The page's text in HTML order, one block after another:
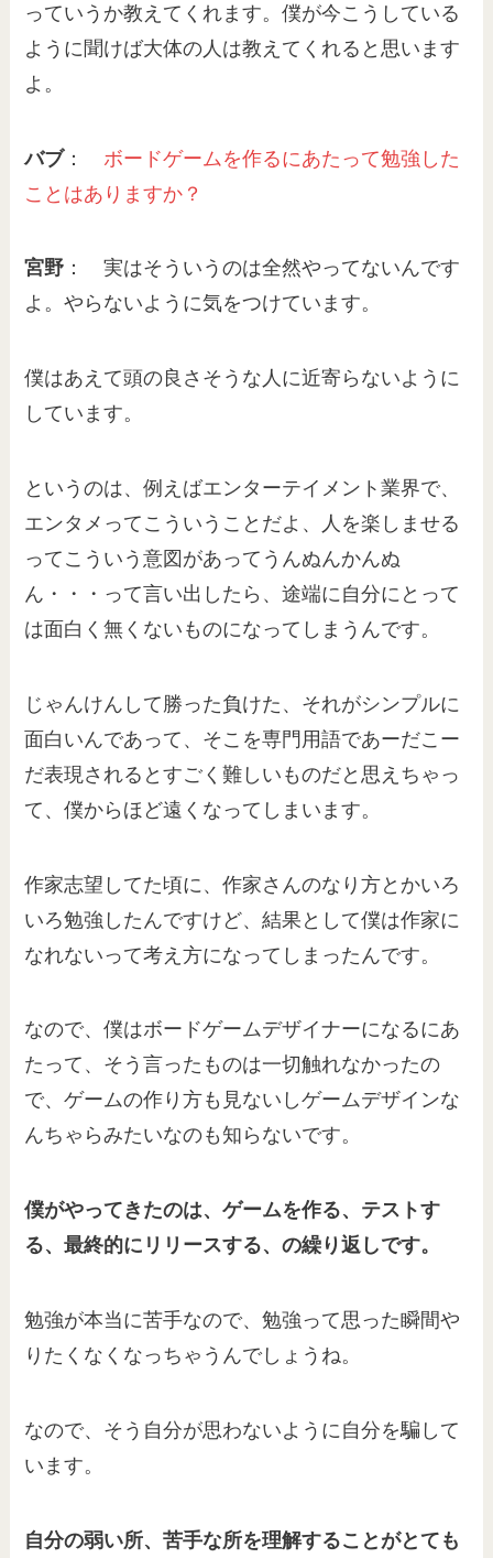
っていうか教えてくれます。僕が今こうしている
ように聞けば大体の人は教えてくれると思います
よ。
バブ： ボードゲームを作るにあたって勉強した
ことはありますか？
宮野 ： 実はそういうのは全然やってないんです
よ。やらないように気をつけています。
僕はあえて頭の良さそうな人に近寄らないように
しています。
というのは、例えばエンターテイメント業界で、
エンタメってこういうことだよ、人を楽しませる
ってこういう意図があってうんぬんかんぬ
ん・・・って言い出したら、途端に自分にとって
は面白く無くないものになってしまうんです。
じゃんけんして勝った負けた、それがシンプルに
面白いんであって、そこを専門用語であーだこー
だ表現されるとすごく難しいものだと思えちゃっ
て、僕からほど遠くなってしまいます。
作家志望してた頃に、作家さんのなり方とかいろ
いろ勉強したんですけど、結果として僕は作家に
なれないって考え方になってしまったんです。
なので、僕はボードゲームデザイナーになるにあ
たって、そう言ったものは一切触れなかったの
で、ゲームの作り方も見ないしゲームデザインな
んちゃらみたいなのも知らないです。
僕がやってきたのは、ゲームを作る、テストす
る、最終的にリリースする、の繰り返しです。
勉強が本当に苦手なので、勉強って思った瞬間や
りたくなくなっちゃうんでしょうね。
なので、そう自分が思わないように自分を騙して
います。
自分の弱い所、苦手な所を理解することがとても